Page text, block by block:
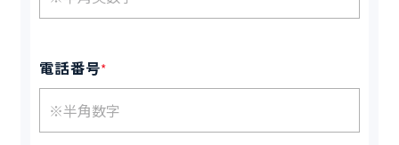
電話番号*